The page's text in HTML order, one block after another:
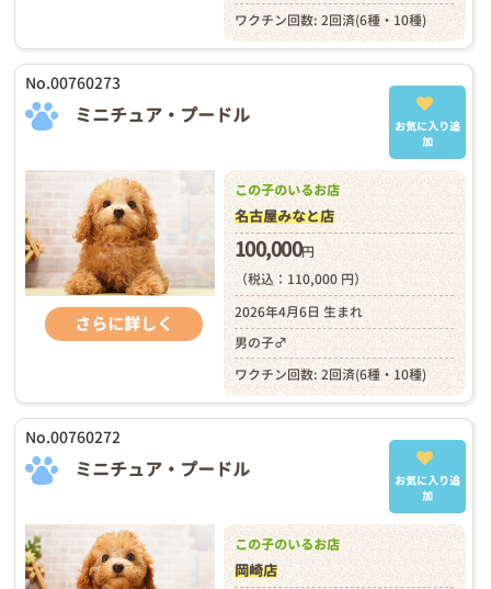
ワクチン回数: 2回済(6種・10種)
No.00760273
ミニチュア・プードル
お気に入り追
加
さらに詳しく
この子のいるお店
名古屋みなと店
100,000円
（税込：110,000 円）
2026年4月6日 生まれ
男の子♂
ワクチン回数: 2回済(6種・10種)
No.00760272
ミニチュア・プードル
お気に入り追
加
この子のいるお店
岡崎店